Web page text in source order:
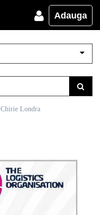
Adauga
Chirie Londra